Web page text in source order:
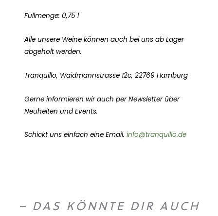
Füllmenge: 0,75 l
Alle unsere Weine können auch bei uns ab Lager
abgeholt werden.
Tranquillo, Waidmannstrasse 12c, 22769 Hamburg
Gerne informieren wir auch per Newsletter über
Neuheiten und Events.
Schickt uns einfach eine Email. info@tranquillo.de
– DAS KÖNNTE DIR AUCH